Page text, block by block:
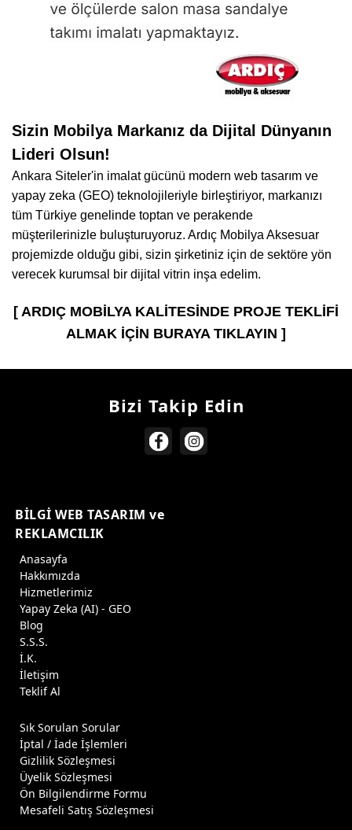
Sizin Mobilya Markanız da Dijital Dünyanın
Lideri Olsun!
Ankara Siteler'in imalat gücünü modern web tasarım ve
yapay zeka (GEO) teknolojileriyle birleştiriyor, markanızı
tüm Türkiye genelinde toptan ve perakende
müşterilerinizle buluşturuyoruz. Ardıç Mobilya Aksesuar
projemizde olduğu gibi, sizin şirketiniz için de sektöre yön
verecek kurumsal bir dijital vitrin inşa edelim.
[ ARDIÇ MOBİLYA KALİTESİNDE PROJE TEKLİFİ
ALMAK İÇİN BURAYA TIKLAYIN ]
Bizi Takip Edin
BİLGİ WEB TASARIM ve
REKLAMCILIK
Anasayfa
Hakkımızda
Hizmetlerimiz
Yapay Zeka (AI) - GEO
Blog
S.S.S.
İ.K.
İletişim
Teklif Al
Sık Sorulan Sorular
İptal / İade İşlemleri
Gizlilik Sözleşmesi
Üyelik Sözleşmesi
Ön Bilgilendirme Formu
Mesafeli Satış Sözleşmesi